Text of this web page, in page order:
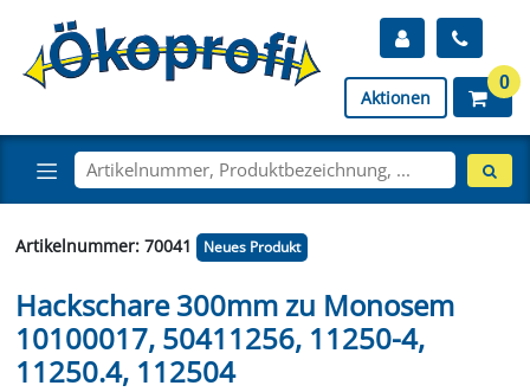
Aktionen
0
Artikelnummer: 70041 Neues Produkt
Hackschare 300mm zu Monosem
10100017, 50411256, 11250-4,
11250.4, 112504